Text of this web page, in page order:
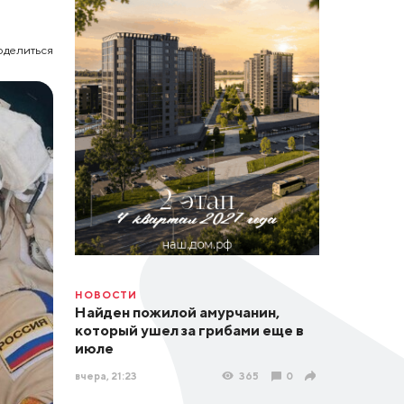
НОВОСТИ
Найден пожилой амурчанин,
который ушел за грибами еще в
июле
вчера, 21:23 365 0